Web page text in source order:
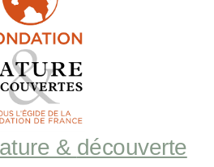
& découverte